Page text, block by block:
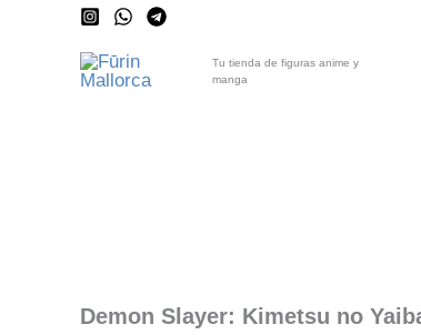
Tu tienda de figuras anime y
manga
Demon Slayer: Kimetsu no